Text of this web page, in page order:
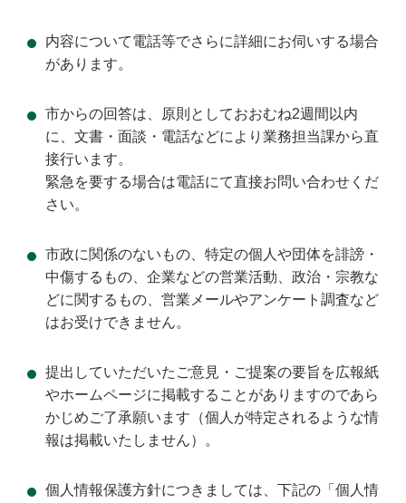
内容について電話等でさらに詳細にお伺いする場合
があります。
市からの回答は、原則としておおむね2週間以内
に、文書・面談・電話などにより業務担当課から直
接行います。
緊急を要する場合は電話にて直接お問い合わせくだ
さい。
市政に関係のないもの、特定の個人や団体を誹謗・
中傷するもの、企業などの営業活動、政治・宗教な
どに関するもの、営業メールやアンケート調査など
はお受けできません。
提出していただいたご意見・ご提案の要旨を広報紙
やホームページに掲載することがありますのであら
かじめご了承願います（個人が特定されるような情
報は掲載いたしません）。
個人情報保護方針につきましては、下記の「個人情